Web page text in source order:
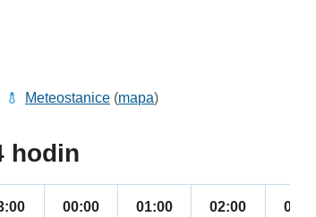
Meteostanice (mapa)
hodin
00:00 01:00 02:00 03:00